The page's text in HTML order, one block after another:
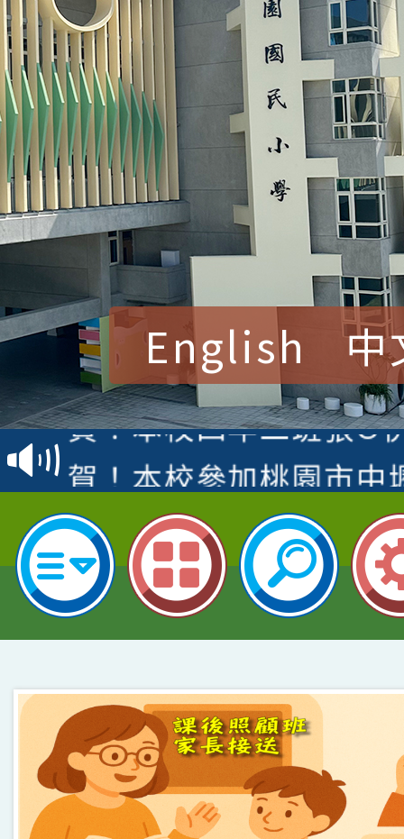
English 中
賀！本校參加桃園市中
賽 洪綺君教師榮獲社
名
賀！本校阿巴斯O蜜、
倩參加桃園市科展 國
名 指導老師王老師、
賀！本校四年二班張O
園市英語競賽國小朗讀
指導老師林老師
賀！本校參加桃園市中
賽 劉文瑛教師榮獲教
臺灣台語-第二名
賀！本校參與2026世
市賽榮獲科學小創客佳
創客第三名。
賀！本校參加桃園市中
賽 洪綺君教師榮獲社
賀！本校阿巴斯O蜜、
名 指導老師王老師、
園市英語競賽國小朗讀
指導老師林老師
賀！本校參加桃園市中
賽 劉文瑛教師榮獲教
臺灣台語-第二名
賀！本校參與2026世
市賽榮獲科學小創客佳